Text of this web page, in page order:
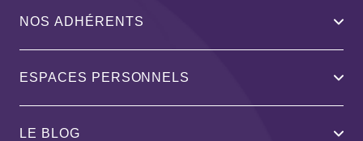
NOS ADHÉRENTS
ESPACES PERSONNELS
LE BLOG